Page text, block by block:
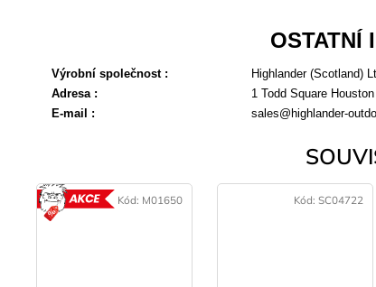
OSTATNÍ
Výrobní společnost :
Highlander (Scotland)
Adresa :
1 Todd Square
E-mail : sales@highlander-
Kód: M01650 Kód: SC04722